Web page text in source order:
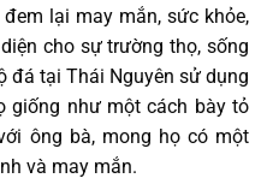
lại may mắn, sức khỏe,
cho sự trường thọ, sống
đá tại Thái Nguyên sử dụng
giống như một cách bày tỏ
ông bà, mong họ có một
và may mắn.